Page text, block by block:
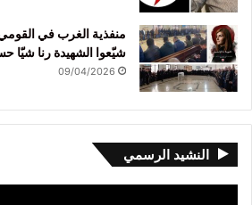
منفذية الغرب في
شيّعوا الشهيدة رنا شيّا
09/04/2026
النشيد الرسمي